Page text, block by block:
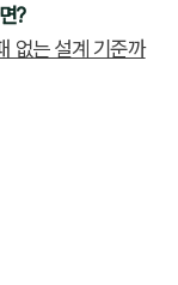
?
없는 설계 기준까